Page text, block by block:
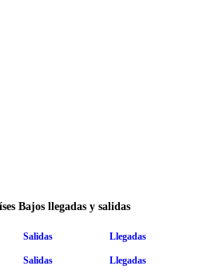
Bajos llegadas y salidas
Salidas Llegadas
Salidas Llegadas